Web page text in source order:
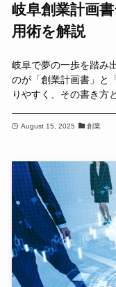
岐阜創業計画
用術を解説
岐阜で夢の一歩を踏
のが「創業計画書」と
りやすく、その書き方
August 15, 2025 創業